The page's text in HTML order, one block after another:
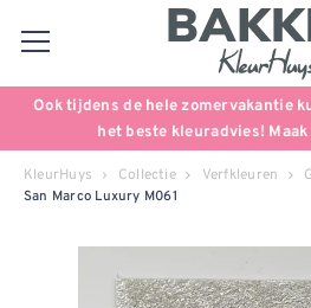
Ook tijdens de hele zomervakantie
het beste kleuradvies!
KleurHuys Collectie Verfkleuren
San Marco Luxury M061